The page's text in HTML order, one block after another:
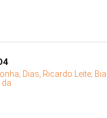
Dias, Ricardo Leite;
da